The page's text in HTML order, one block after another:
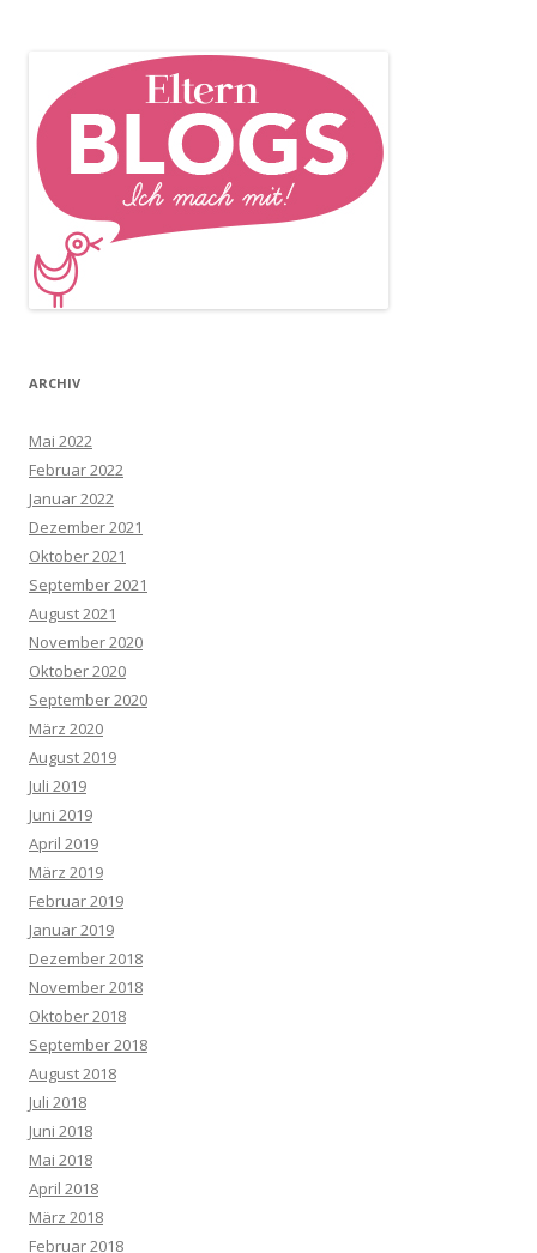
ARCHIV
Mai 2022
Februar 2022
Januar 2022
Dezember 2021
Oktober 2021
September 2021
August 2021
November 2020
Oktober 2020
September 2020
März 2020
August 2019
Juli 2019
Juni 2019
April 2019
März 2019
Februar 2019
Januar 2019
Dezember 2018
November 2018
Oktober 2018
September 2018
August 2018
Juli 2018
Juni 2018
Mai 2018
April 2018
März 2018
Februar 2018